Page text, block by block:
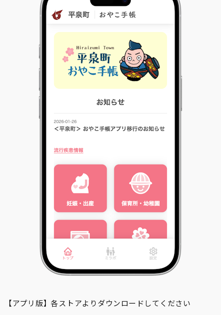
【アプリ版】各ストアよりダウンロードしてください